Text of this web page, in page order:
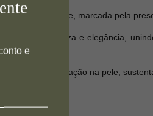
e
e purificante, marcada pela
com delicadeza e elegância,
de excelente fixação na pele,